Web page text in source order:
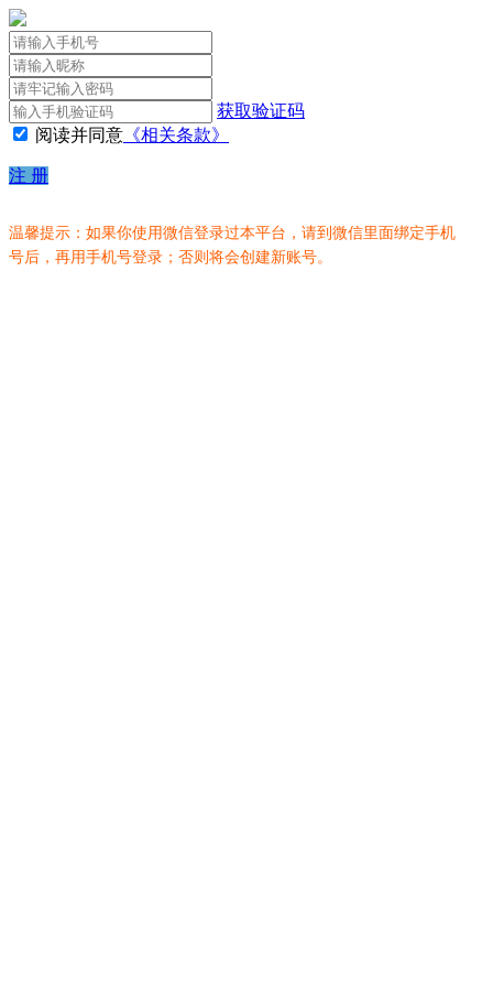
获取验证码
阅读并同意 《相关条款》
注 册
温馨提示：如果你使用微信登录过本平台，请到微信里面绑定手机
号后，再用手机号登录；否则将会创建新账号。